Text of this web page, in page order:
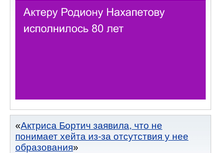
Актриса Бортич заявила, что не
понимает хейта из-за отсутствия у нее
образования